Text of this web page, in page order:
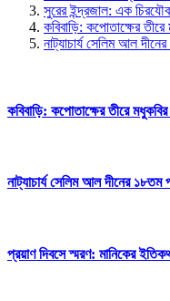
সুরের ইন্দ্রজাল: এক
কবিবাড়ি: কপোতাক্ষের
নাট্যাচার্য সেলিম আল
কবিবাড়ি: কপোতাক্ষের তীরে
নাট্যাচার্য সেলিম আল দীনের ১৮তম
প্রয়াণ দিবসে স্মরণ: মানিকের